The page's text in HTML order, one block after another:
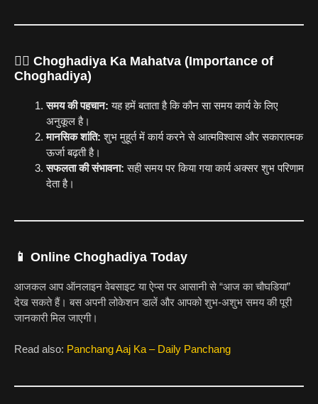
🧘‍♀️ Choghadiya Ka Mahatva (Importance of
Choghadiya)
समय की पहचान: यह हमें बताता है कि कौन सा समय कार्य के लिए
अनुकूल है।
मानसिक शांति: शुभ मुहूर्त में कार्य करने से आत्मविश्वास और सकारात्मक
ऊर्जा बढ़ती है।
सफलता की संभावना: सही समय पर किया गया कार्य अक्सर शुभ परिणाम
देता है।
📱 Online Choghadiya Today
आजकल आप ऑनलाइन वेबसाइट या ऐप्स पर आसानी से “आज का चौघडिया”
देख सकते हैं। बस अपनी लोकेशन डालें और आपको शुभ-अशुभ समय की पूरी
जानकारी मिल जाएगी।
Read also: Panchang Aaj Ka – Daily Panchang